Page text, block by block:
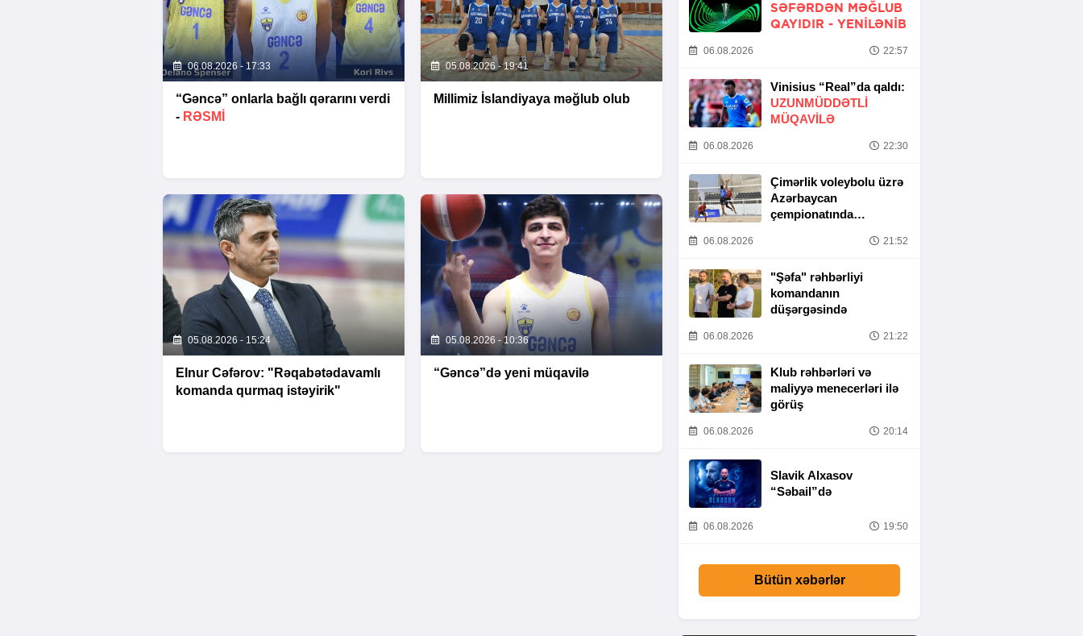
06.08.2026 - 17:33
“Gəncə” onlarla bağlı qərarını verdi
- RƏSMİ
05.08.2026 - 19:41
Millimiz İslandiyaya məğlub olub
05.08.2026 - 15:24
Elnur Cəfərov: "Rəqabətədavamlı
komanda qurmaq istəyirik"
05.08.2026 - 10:36
“Gəncə”də yeni müqavilə
SƏFƏRDƏN MƏĞLUB
QAYIDIR - YENİLƏNİB
06.08.2026 22:57
Vinisius “Real”da qaldı:
UZUNMÜDDƏTLİ
MÜQAVİLƏ
06.08.2026 22:30
Çimərlik voleybolu üzrə
Azərbaycan
çempionatında
06.08.2026 21:52
"Şəfa" rəhbərliyi
komandanın
düşərgəsində
06.08.2026 21:22
Klub rəhbərləri və
maliyyə menecerləri ilə
görüş
06.08.2026 20:14
Slavik Alxasov
“Səbail”də
06.08.2026 19:50
Bütün xəbərlər